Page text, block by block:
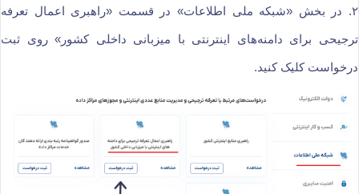
۲. در بخش «شبکه ملی اطلاعات» در قسمت «راهبری اعمال تعرفه
ترجیحی برای دامنه‌های اینترنتی با میزبانی داخلی کشور» روی ثبت
درخواست کلیک کنید.